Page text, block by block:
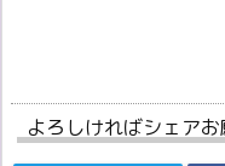
よろしければシェア